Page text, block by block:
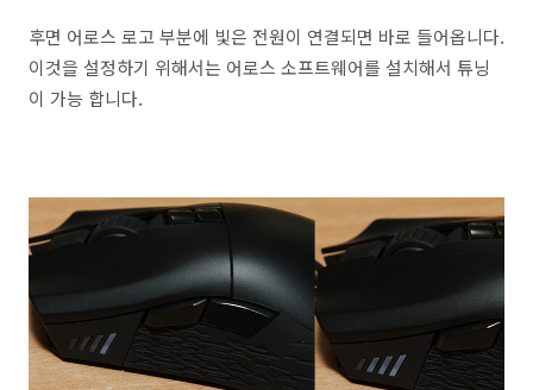
후면 어로스 로고 부분에 빛은 전원이 연결되면 바로 들어옵니다.
이것을 설정하기 위해서는 어로스 소프트웨어를 설치해서 튜닝
이 가능 합니다.